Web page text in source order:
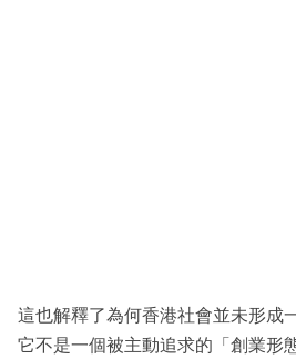
這也解釋了為何香港社會並未形成
它不是一個被主動追求的「創業形